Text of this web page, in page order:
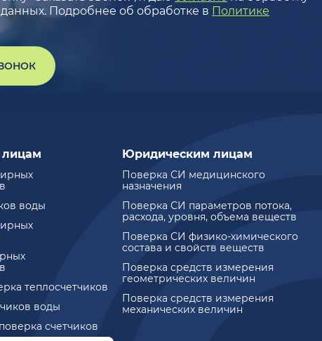
Подробнее об обработке в Политике
воды
теплосчетчиков
воды
счетчиков
Юридическим лицам
Поверка СИ медицинского
назначения
Поверка СИ параметров потока,
расхода, уровня, объема веществ
Поверка СИ физико-химического
состава и свойств веществ
Поверка средств измерения
геометрических величин
Поверка средств измерения
механических величин